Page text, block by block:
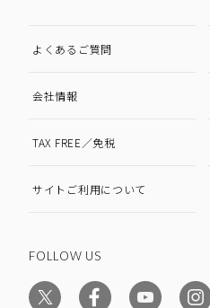
よくあるご質問
会社情報
TAX FREE／免税
サイトご利用について
FOLLOW US